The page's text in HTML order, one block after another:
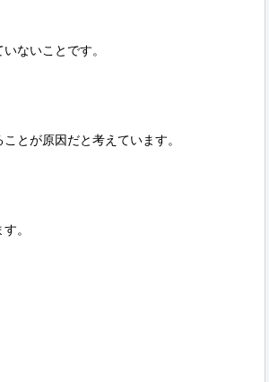
ないことです。
とが原因だと考えています。
。